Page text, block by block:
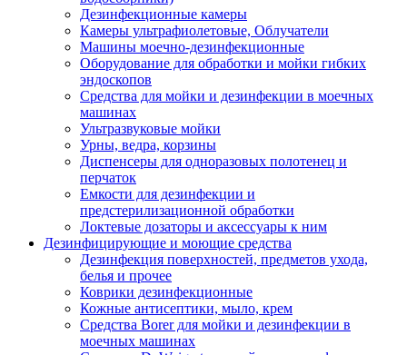
Дезинфекционные камеры
Камеры ультрафиолетовые, Облучатели
Машины моечно-дезинфекционные
Оборудование для обработки и мойки гибких
эндоскопов
Средства для мойки и дезинфекции в моечных
машинах
Ультразвуковые мойки
Урны, ведра, корзины
Диспенсеры для одноразовых полотенец и
перчаток
Емкости для дезинфекции и
предстерилизационной обработки
Локтевые дозаторы и аксессуары к ним
Дезинфицирующие и моющие средства
Дезинфекция поверхностей, предметов ухода,
белья и прочее
Коврики дезинфекционные
Кожные антисептики, мыло, крем
Средства Borer для мойки и дезинфекции в
моечных машинах